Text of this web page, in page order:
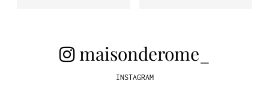
maisonderome_
INSTAGRAM